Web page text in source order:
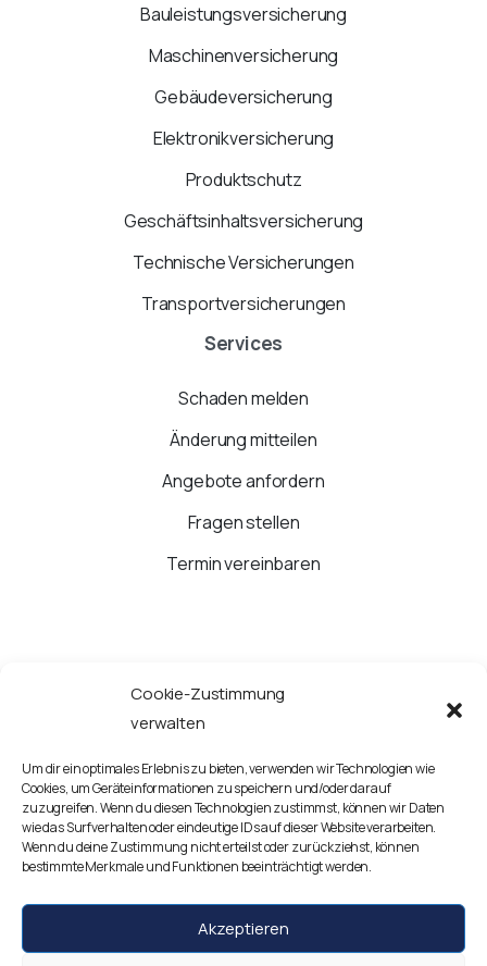
Cookie-Zustimmung
verwalten
Um dir ein optimales Erlebnis zu bieten, verwenden wir Technologien wie
Cookies, um Geräteinformationen zu speichern und/oder darauf
zuzugreifen. Wenn du diesen Technologien zustimmst, können wir Daten
wie das Surfverhalten oder eindeutige IDs auf dieser Website verarbeiten.
Wenn du deine Zustimmung nicht erteilst oder zurückziehst, können
bestimmte Merkmale und Funktionen beeinträchtigt werden.
Akzeptieren
Bauleistungsversicherung
Maschinenversicherung
Gebäudeversicherung
Elektronikversicherung
Produktschutz
Geschäftsinhaltsversicherung
Technische Versicherungen
Transportversicherungen
Services
Schaden melden
Änderung mitteilen
Angebote anfordern
Fragen stellen
Termin vereinbaren
JETZT ANRUFEN
Google Routenplaner starten
Kontaktieren Sie uns!
Impressum Datenschutzerklärung Disclaimer